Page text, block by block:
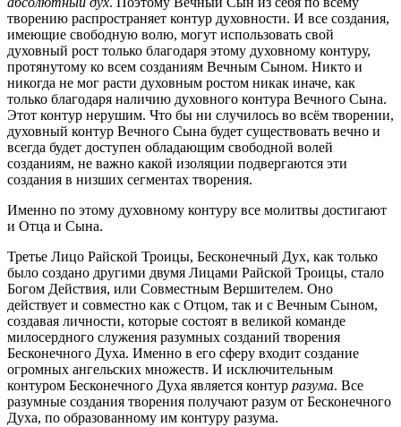
творению распространяет контур духовности. И все создания,
имеющие свободную волю, могут использовать свой
духовный рост только благодаря этому духовному контуру,
протянутому ко всем созданиям Вечным Сыном. Никто и
никогда не мог расти духовным ростом никак иначе, как
только благодаря наличию духовного контура Вечного Сына.
Этот контур нерушим. Что бы ни случилось во всём творении,
духовный контур Вечного Сына будет существовать вечно и
всегда будет доступен обладающим свободной волей
созданиям, не важно какой изоляции подвергаются эти
создания в низших сегментах творения.
Именно по этому духовному контуру все молитвы достигают
и Отца и Сына.
Третье Лицо Райской Троицы, Бесконечный Дух, как только
было создано другими двумя Лицами Райской Троицы, стало
Богом Действия, или Совместным Вершителем. Оно
действует и совместно как с Отцом, так и с Вечным Сыном,
создавая личности, которые состоят в великой команде
милосердного служения разумных созданий творения
Бесконечного Духа. Именно в его сферу входит создание
огромных ангельских множеств. И исключительным
контуром Бесконечного Духа является контур разума. Все
разумные создания творения получают разум от Бесконечного
Духа, по образованному им контуру разума.